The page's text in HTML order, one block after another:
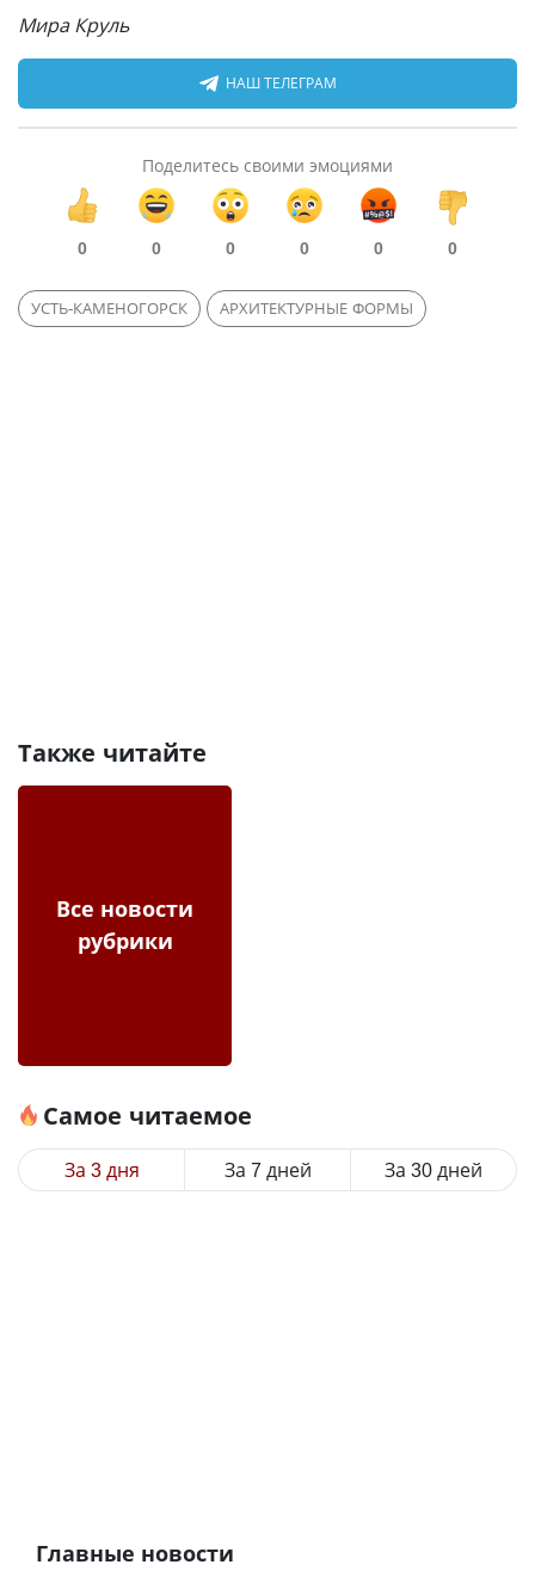
Мира Круль
НАШ ТЕЛЕГРАМ
Поделитесь своими эмоциями
0 0 0 0 0 0
УСТЬ-КАМЕНОГОРСК АРХИТЕКТУРНЫЕ ФОРМЫ
Также читайте
Все новости
рубрики
Самое читаемое
За 3 дня За 7 дней За 30 дней
Главные новости